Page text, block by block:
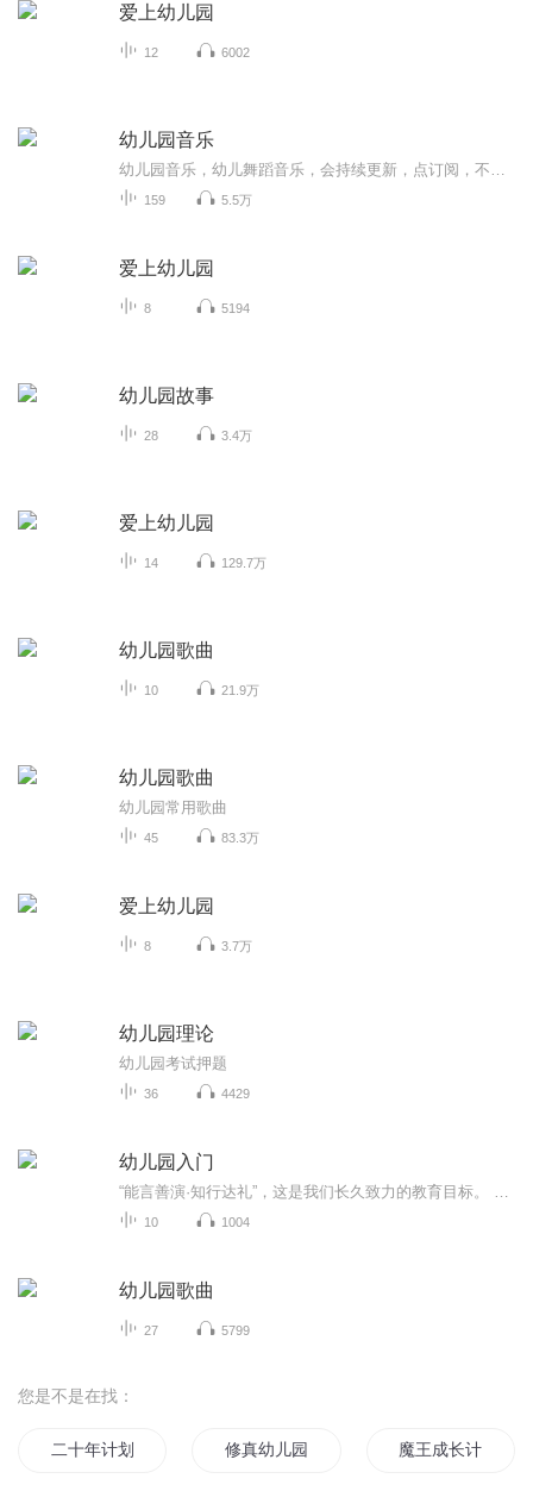
爱上幼儿园
12 6002
幼儿园音乐
159 5.5万
爱上幼儿园
8 5194
幼儿园故事
28 3.4万
爱上幼儿园
14 129.7万
幼儿园歌曲
10 21.9万
幼儿园歌曲
幼儿园常用歌曲
45 83.3万
爱上幼儿园
8 3.7万
幼儿园理论
幼儿园考试押题
36 4429
幼儿园入门
10 1004
幼儿园歌曲
27 5799
您是不是在找：
二十年计划 修真幼儿园 魔王成长计划